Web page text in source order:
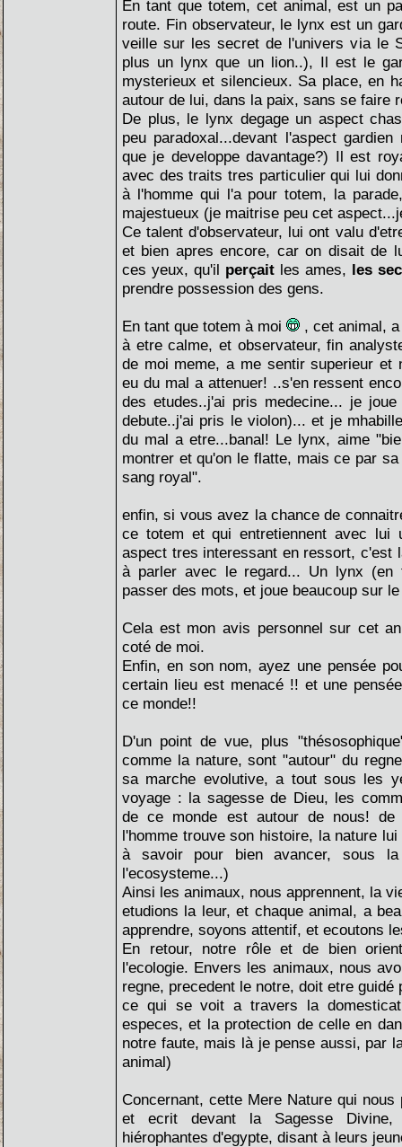
En tant que totem, cet animal, est un
route. Fin observateur, le lynx est un
veille sur les secret de l'univers via le
plus un lynx que un lion..), Il est le
mysterieux et silencieux. Sa place, en
autour de lui, dans la paix, sans se faire
De plus, le lynx degage un aspect
peu paradoxal...devant l'aspect
que je developpe davantage?) Il est
avec des traits tres particulier qui lui
à l'homme qui l'a pour totem, la
majestueux (je maitrise peu cet
Ce talent d'observateur, lui ont valu
et bien apres encore, car on disait de
ces yeux, qu'il perçait les ames, les
prendre possession des gens.
En tant que totem à moi
, cet animal,
à etre calme, et observateur, fin
de moi meme, a me sentir superieur et
eu du mal a attenuer! ..s'en ressent
des etudes..j'ai pris medecine... je
debute..j'ai pris le violon)... et je
du mal a etre...banal! Le lynx, aime
montrer et qu'on le flatte, mais ce par
sang royal".
enfin, si vous avez la chance de
ce totem et qui entretiennent avec lui
aspect tres interessant en ressort, c'est
à parler avec le regard... Un lynx (en
passer des mots, et joue beaucoup sur
Cela est mon avis personnel sur cet
coté de moi.
Enfin, en son nom, ayez une pensée
certain lieu est menacé !! et une
ce monde!!
D'un point de vue, plus
comme la nature, sont "autour" du
sa marche evolutive, a tout sous les
voyage : la sagesse de Dieu, les
de ce monde est autour de nous! de
l'homme trouve son histoire, la nature
à savoir pour bien avancer, sous
l'ecosysteme...)
Ainsi les animaux, nous apprennent, la
etudions la leur, et chaque animal, a
apprendre, soyons attentif, et ecoutons
En retour, notre rôle et de bien
l'ecologie. Envers les animaux, nous
regne, precedent le notre, doit etre
ce qui se voit a travers la
especes, et la protection de celle en
notre faute, mais là je pense aussi, par
animal)
Concernant, cette Mere Nature qui
et ecrit devant la Sagesse
hiérophantes d'egypte, disant à leurs